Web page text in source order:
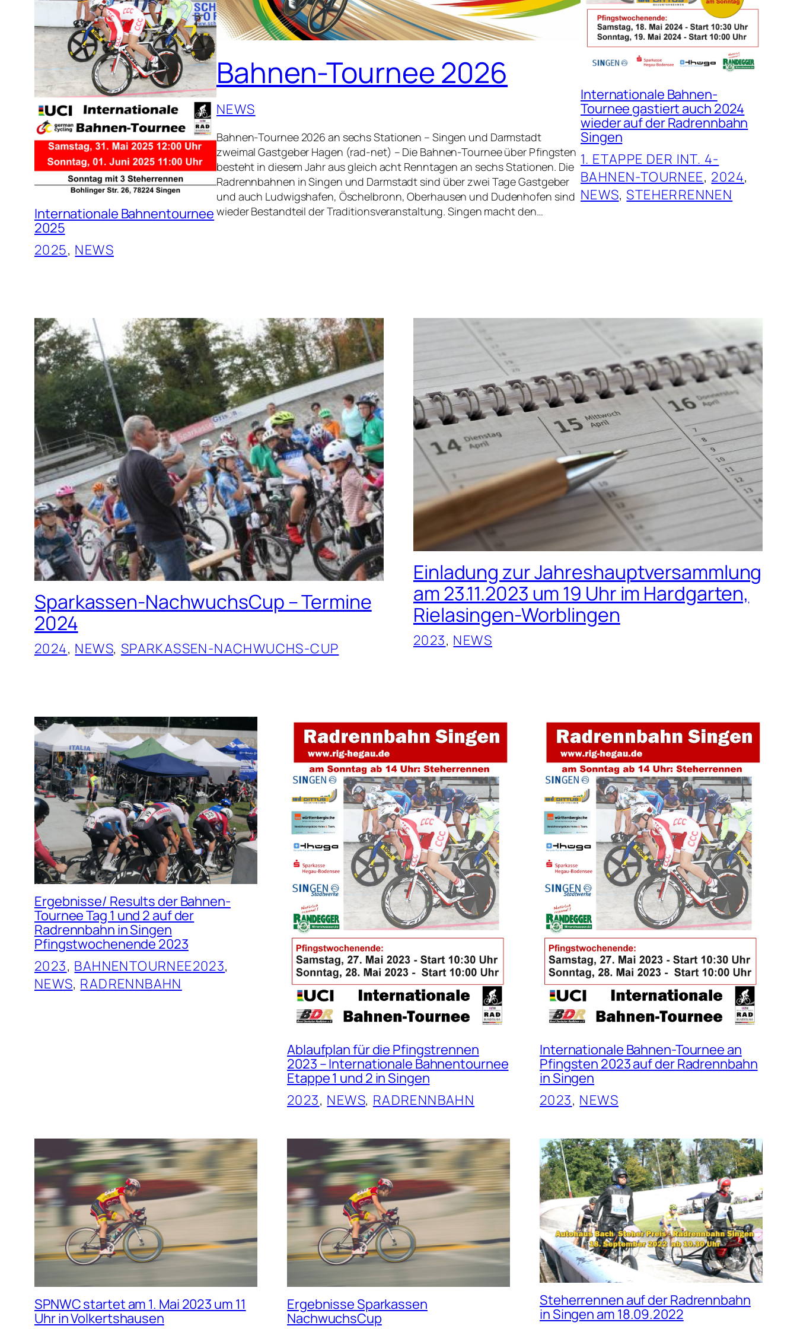
Internationale Bahnentournee
2025
2025, NEWS
Bahnen-Tournee 2026
NEWS
Bahnen-Tournee 2026 an sechs Stationen – Singen und Darmstadt
zweimal Gastgeber Hagen (rad-net) – Die Bahnen-Tournee über Pfingsten
besteht in diesem Jahr aus gleich acht Renntagen an sechs Stationen. Die
Radrennbahnen in Singen und Darmstadt sind über zwei Tage Gastgeber
und auch Ludwigshafen, Öschelbronn, Oberhausen und Dudenhofen sind
wieder Bestandteil der Traditionsveranstaltung. Singen macht den…
Internationale Bahnen-
Tournee gastiert auch 2024
wieder auf der Radrennbahn
Singen
1. ETAPPE DER INT. 4-
BAHNEN-TOURNEE, 2024
NEWS, STEHERRENNEN
Sparkassen-NachwuchsCup – Termine
2024
2024, NEWS, SPARKASSEN-NACHWUCHS-CUP
Einladung zur Jahreshauptversammlung
am 23.11.2023 um 19 Uhr im Hardgarten,
Rielasingen-Worblingen
2023, NEWS
Ergebnisse/ Results der Bahnen-
Tournee Tag 1 und 2 auf der
Radrennbahn in Singen
Pfingstwochenende 2023
2023, BAHNENTOURNEE2023
NEWS, RADRENNBAHN
Ablaufplan für die Pfingstrennen
2023 – Internationale Bahnentournee
Etappe 1 und 2 in Singen
2023, NEWS, RADRENNBAHN
Internationale Bahnen-Tournee an
Pfingsten 2023 auf der Radrennbahn
in Singen
2023, NEWS
SPNWC startet am 1. Mai 2023 um 11
Uhr in Volkertshausen
Ergebnisse Sparkassen
NachwuchsCup
Steherrennen auf der Radrennbahn
in Singen am 18.09.2022